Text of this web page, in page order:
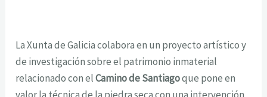
La Xunta de Galicia colabora en un proyecto artístico y
de investigación sobre el patrimonio inmaterial
relacionado con elCamino de Santiagoque pone en
valor la técnica de la piedra seca con una intervención